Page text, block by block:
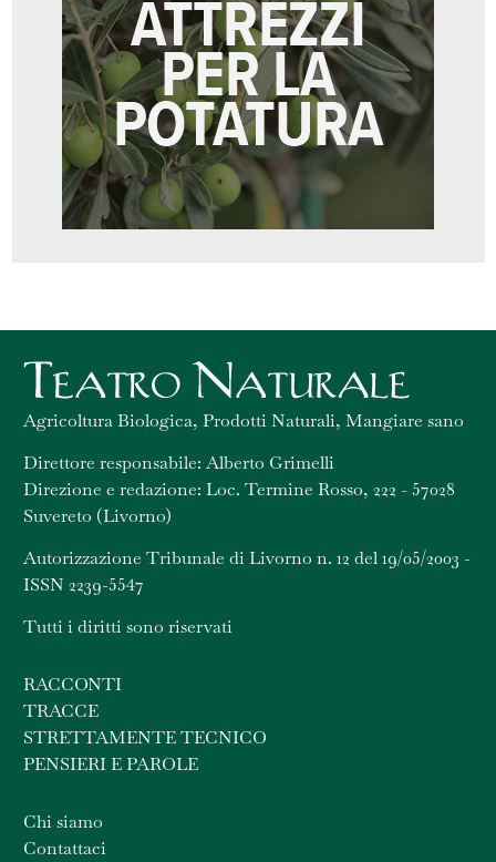
Agricoltura Biologica, Prodotti Naturali, Mangiare sano
Direttore responsabile: Alberto Grimelli
Direzione e redazione: Loc. Termine Rosso, 222 - 57028
Suvereto (Livorno)
Autorizzazione Tribunale di Livorno n. 12 del 19/05/2003 -
ISSN 2239-5547
Tutti i diritti sono riservati
RACCONTI
TRACCE
STRETTAMENTE TECNICO
PENSIERI E PAROLE
Chi siamo
Contattaci